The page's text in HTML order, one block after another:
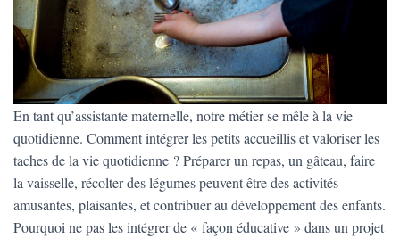
En tant qu’assistante maternelle, notre métier se mêle à la vie
quotidienne. Comment intégrer les petits accueillis et valoriser les
taches de la vie quotidienne ? Préparer un repas, un gâteau, faire
la vaisselle, récolter des légumes peuvent être des activités
amusantes, plaisantes, et contribuer au développement des enfants.
Pourquoi ne pas les intégrer de « façon éducative » dans un projet